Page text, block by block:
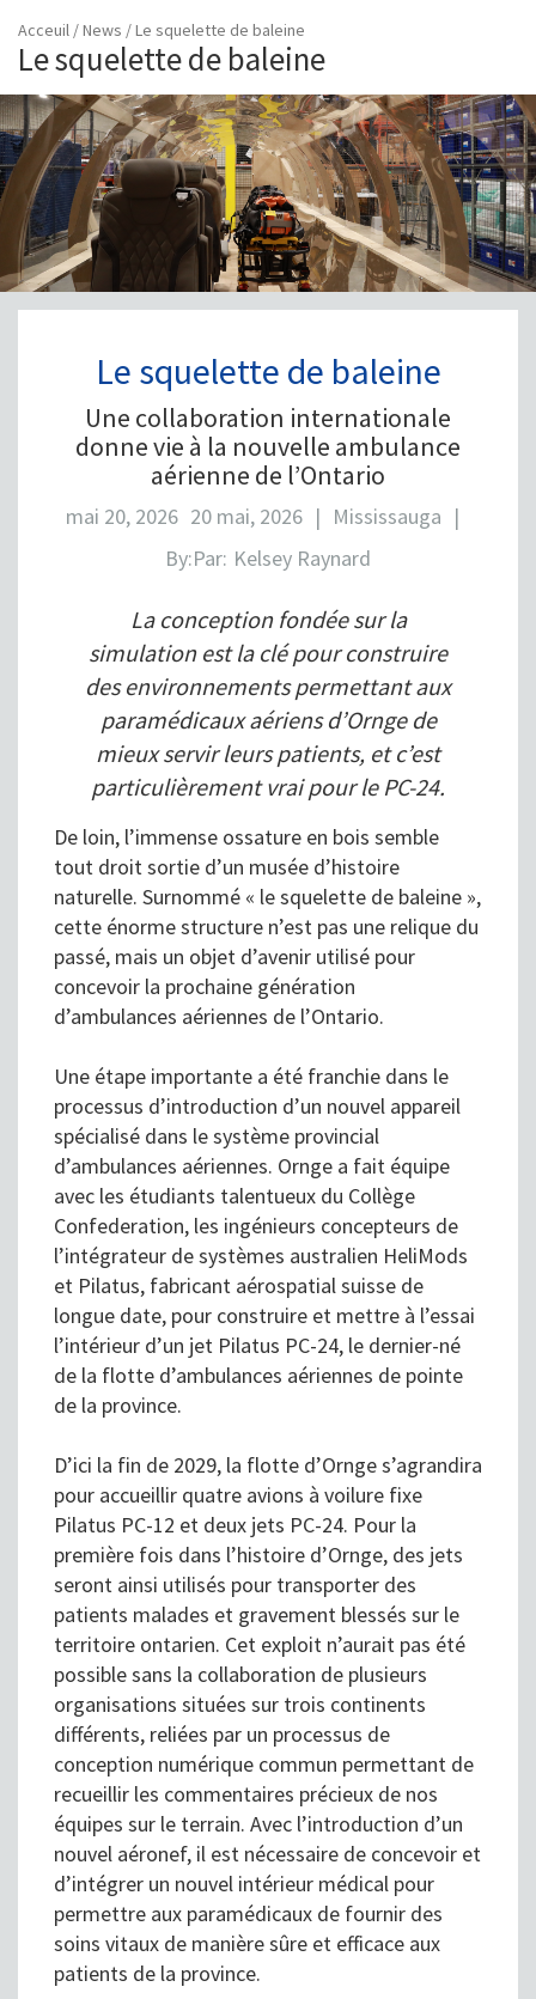
Acceuil /News /Le squelette de baleine
Le squelette de baleine
Le squelette de baleine
Une collaboration internationale
donne vie à la nouvelle ambulance
aérienne de l’Ontario
mai 20, 2026 20 mai, 2026 | Mississauga |
By:Par: Kelsey Raynard
La conception fondée sur la
simulation est la clé pour construire
des environnements permettant aux
paramédicaux aériens d’Ornge de
mieux servir leurs patients, et c’est
particulièrement vrai pour le PC-24.
De loin, l’immense ossature en bois semble
tout droit sortie d’un musée d’histoire
naturelle. Surnommé « le squelette de baleine »,
cette énorme structure n’est pas une relique du
passé, mais un objet d’avenir utilisé pour
concevoir la prochaine génération
d’ambulances aériennes de l’Ontario.
Une étape importante a été franchie dans le
processus d’introduction d’un nouvel appareil
spécialisé dans le système provincial
d’ambulances aériennes. Ornge a fait équipe
avec les étudiants talentueux du Collège
Confederation, les ingénieurs concepteurs de
l’intégrateur de systèmes australien HeliMods
et Pilatus, fabricant aérospatial suisse de
longue date, pour construire et mettre à l’essai
l’intérieur d’un jet Pilatus PC-24, le dernier-né
de la flotte d’ambulances aériennes de pointe
de la province.
D’ici la fin de 2029, la flotte d’Ornge s’agrandira
pour accueillir quatre avions à voilure fixe
Pilatus PC-12 et deux jets PC-24. Pour la
première fois dans l’histoire d’Ornge, des jets
seront ainsi utilisés pour transporter des
patients malades et gravement blessés sur le
territoire ontarien. Cet exploit n’aurait pas été
possible sans la collaboration de plusieurs
organisations situées sur trois continents
différents, reliées par un processus de
conception numérique commun permettant de
recueillir les commentaires précieux de nos
équipes sur le terrain. Avec l’introduction d’un
nouvel aéronef, il est nécessaire de concevoir et
d’intégrer un nouvel intérieur médical pour
permettre aux paramédicaux de fournir des
soins vitaux de manière sûre et efficace aux
patients de la province.